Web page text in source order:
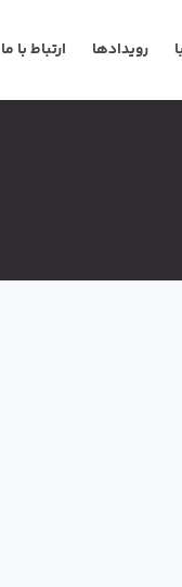
رویدادها ارتباط با ما